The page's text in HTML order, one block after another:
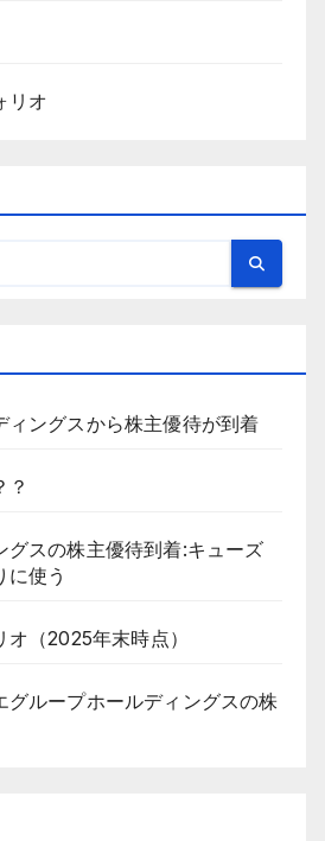
リオ
ィングスから株主優待が到着
？
グスの株主優待到着:キューズ
に使う
（2025年末時点）
グループホールディングスの株